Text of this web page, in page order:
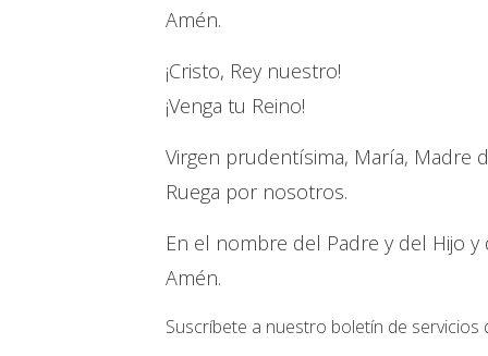
Amén.
¡Cristo, Rey nuestro!
¡Venga tu Reino!
Virgen prudentísima, María, Madre
Ruega por nosotros.
En el nombre del Padre y del Hijo y
Amén.
Suscríbete a nuestro boletín de servicios